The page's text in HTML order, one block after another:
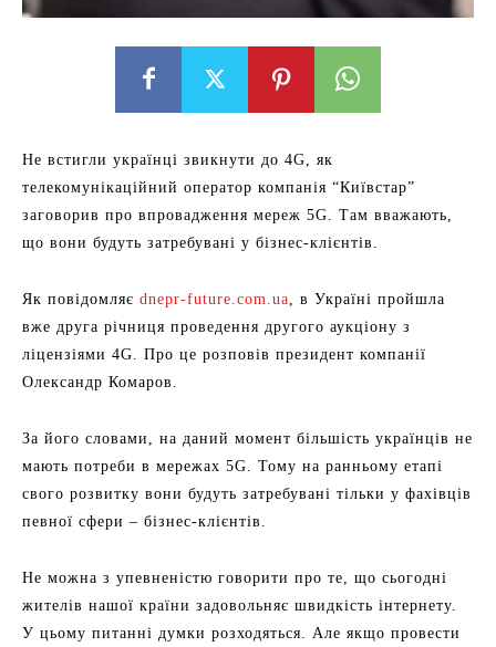
Не встигли українці звикнути до 4G, як
телекомунікаційний оператор компанія “Київстар”
заговорив про впровадження мереж 5G. Там вважають,
що вони будуть затребувані у бізнес-клієнтів.
Як повідомляє dnepr-future.com.ua, в Україні пройшла
вже друга річниця проведення другого аукціону з
ліцензіями 4G. Про це розповів президент компанії
Олександр Комаров.
За його словами, на даний момент більшість українців не
мають потреби в мережах 5G. Тому на ранньому етапі
свого розвитку вони будуть затребувані тільки у фахівців
певної сфери – бізнес-клієнтів.
Не можна з упевненістю говорити про те, що сьогодні
жителів нашої країни задовольняє швидкість інтернету.
У цьому питанні думки розходяться. Але якщо провести